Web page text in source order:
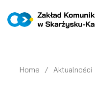
the
content
Home Aktualności